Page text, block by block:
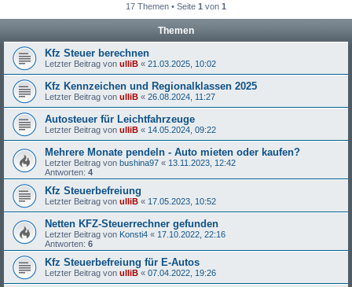
17 Themen • Seite 1 von 1
Themen
Kfz Steuer berechnen
Letzter Beitrag von ulliB « 21.03.2025, 10:02
Kfz Kennzeichen und Regionalklassen 2025
Letzter Beitrag von ulliB « 26.08.2024, 11:27
Autosteuer für Leichtfahrzeuge
Letzter Beitrag von ulliB « 14.05.2024, 09:22
Mehrere Monate pendeln - Auto mieten oder kaufen?
Letzter Beitrag von bushina97 « 13.11.2023, 12:42
Antworten: 4
Kfz Steuerbefreiung
Letzter Beitrag von ulliB « 17.05.2023, 10:52
Netten KFZ-Steuerrechner gefunden
Letzter Beitrag von Konsti4 « 17.10.2022, 22:16
Antworten: 6
Kfz Steuerbefreiung für E-Autos
Letzter Beitrag von ulliB « 07.04.2022, 19:26